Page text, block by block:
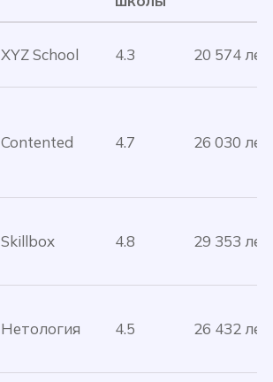
XYZ School 4.3 20 574 лей
Contented 4.7 26 030 лей
Skillbox 4.8 29 353 лей
Нетология 4.5 26 432 лей